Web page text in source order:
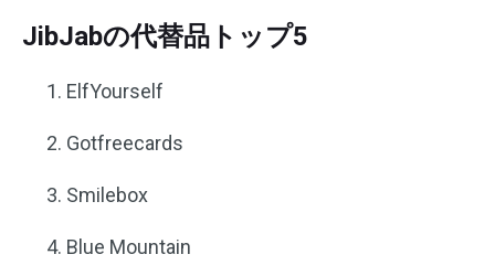
JibJabの代替品トップ5
ElfYourself
Gotfreecards
Smilebox
Blue Mountain